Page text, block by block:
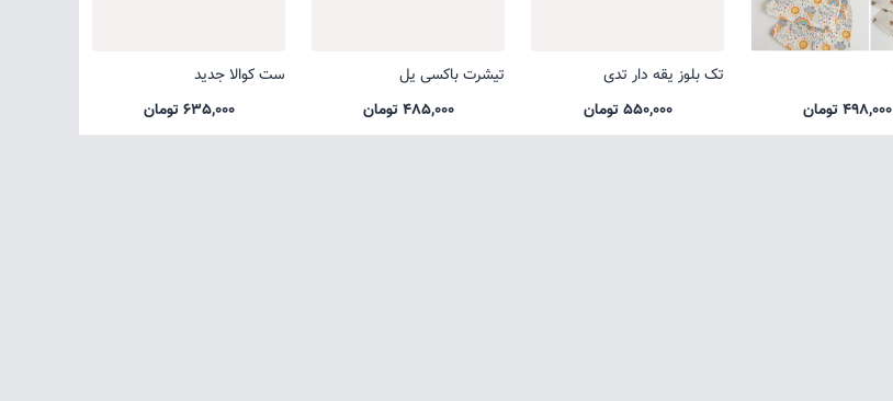
498,000 تومان
تک بلوز یقه دار تدی
550,000 تومان
تیشرت باکسی یل
485,000 تومان
ست کوالا جدید
635,000 تومان